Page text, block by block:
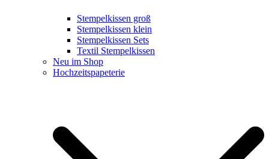
Stempelkissen groß
Stempelkissen klein
Stempelkissen Sets
Textil Stempelkissen
Neu im Shop
Hochzeitspapeterie